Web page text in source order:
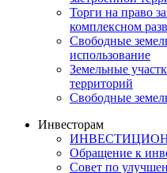
Торги на право
комплексном
Свободные
использование
Земельные
территорий
Свободные
Инвесторам
Обращение к
Совет по